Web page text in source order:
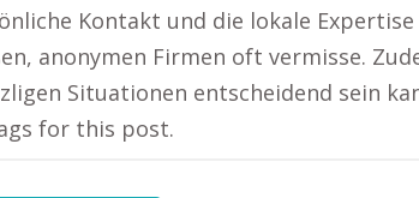
Kontakt und die lokale
anonymen Firmen oft vermisse.
Situationen entscheidend sein
for this post.